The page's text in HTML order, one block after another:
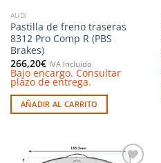
AUDI
Pastilla de freno traseras
8312 Pro Comp R (PBS
Brakes)
266,20€ IVA Incluido
Bajo encargo. Consultar
plazo de entrega.
AÑADIR AL CARRITO